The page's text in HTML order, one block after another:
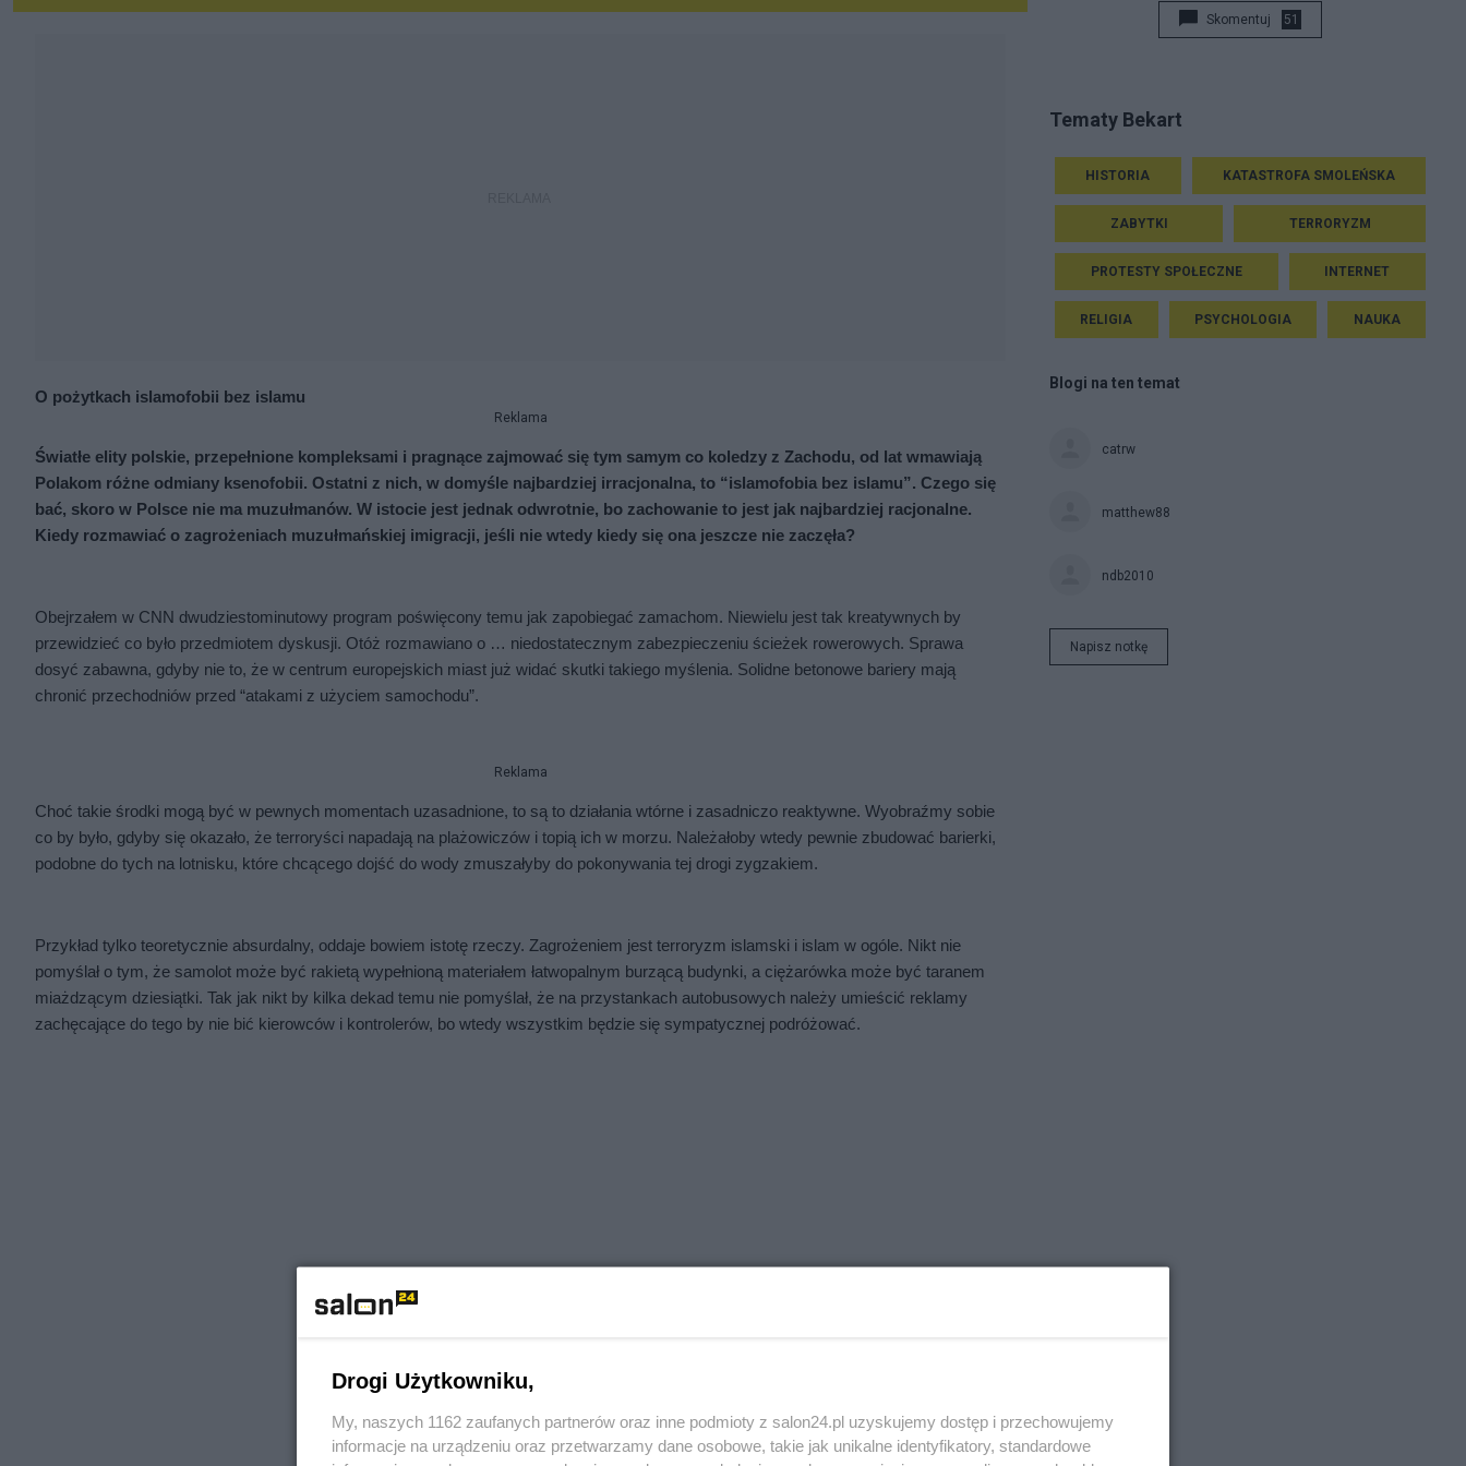
O pożytkach islamofobii bez islamu
Reklama
Światłe elity polskie, przepełnione kompleksami i pragnące zajmować się tym samym co koledzy z Zachodu, od lat wmawiają
Polakom różne odmiany ksenofobii. Ostatni z nich, w domyśle najbardziej irracjonalna, to “islamofobia bez islamu”. Czego się
bać, skoro w Polsce nie ma muzułmanów. W istocie jest jednak odwrotnie, bo zachowanie to jest jak najbardziej racjonalne.
Kiedy rozmawiać o zagrożeniach muzułmańskiej imigracji, jeśli nie wtedy kiedy się ona jeszcze nie zaczęła?
Obejrzałem w CNN dwudziestominutowy program poświęcony temu jak zapobiegać zamachom. Niewielu jest tak kreatywnych by
przewidzieć co było przedmiotem dyskusji. Otóż rozmawiano o … niedostatecznym zabezpieczeniu ścieżek rowerowych. Sprawa
dosyć zabawna, gdyby nie to, że w centrum europejskich miast już widać skutki takiego myślenia. Solidne betonowe bariery mają
chronić przechodniów przed “atakami z użyciem samochodu”.
Reklama
Choć takie środki mogą być w pewnych momentach uzasadnione, to są to działania wtórne i zasadniczo reaktywne. Wyobraźmy sobie
co by było, gdyby się okazało, że terroryści napadają na plażowiczów i topią ich w morzu. Należałoby wtedy pewnie zbudować barierki,
podobne do tych na lotnisku, które chcącego dojść do wody zmuszałyby do pokonywania tej drogi zygzakiem.
Przykład tylko teoretycznie absurdalny, oddaje bowiem istotę rzeczy. Zagrożeniem jest terroryzm islamski i islam w ogóle. Nikt nie
pomyślał o tym, że samolot może być rakietą wypełnioną materiałem łatwopalnym burzącą budynki, a ciężarówka może być taranem
miażdzącym dziesiątki. Tak jak nikt by kilka dekad temu nie pomyślał, że na przystankach autobusowych należy umieścić reklamy
zachęcające do tego by nie bić kierowców i kontrolerów, bo wtedy wszystkim będzie się sympatycznej podróżować.
Skomentuj 51
Tematy Bekart
HISTORIA KATASTROFA SMOLEŃSKA
ZABYTKI TERRORYZM
PROTESTY SPOŁECZNE INTERNET
RELIGIA PSYCHOLOGIA NAUKA
Blogi na ten temat
catrw
matthew88
ndb2010
Napisz notkę
Drogi Użytkowniku,
My, naszych 1162 zaufanych partnerów oraz inne podmioty z salon24.pl uzyskujemy dostęp i przechowujemy
informacje na urządzeniu oraz przetwarzamy dane osobowe, takie jak unikalne identyfikatory, standardowe